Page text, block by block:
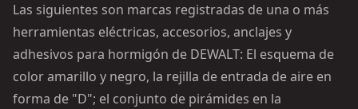
Las siguientes son marcas registradas de una o más
herramientas eléctricas, accesorios, anclajes y
adhesivos para hormigón de DEWALT: El esquema de
color amarillo y negro, la rejilla de entrada de aire en
forma de "D"; el conjunto de pirámides en la